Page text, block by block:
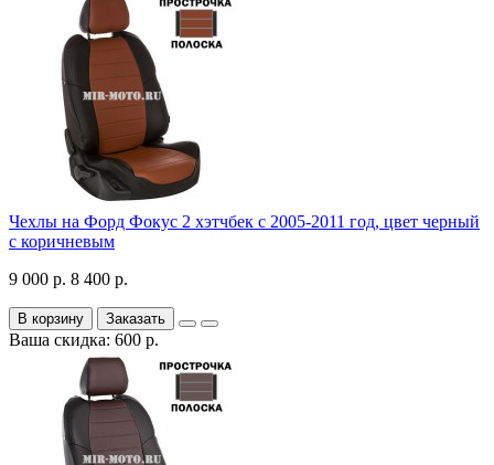
Чехлы на Форд Фокус 2 хэтчбек с 2005-2011 год, цвет черный
с коричневым
9 000 р. 8 400 р.
В корзину Заказать
Ваша скидка: 600 р.